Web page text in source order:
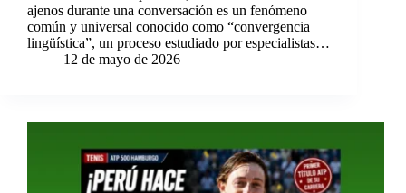
ajenos durante una conversación es un fenómeno
común y universal conocido como “convergencia
lingüística”, un proceso estudiado por especialistas…
12 de mayo de 2026